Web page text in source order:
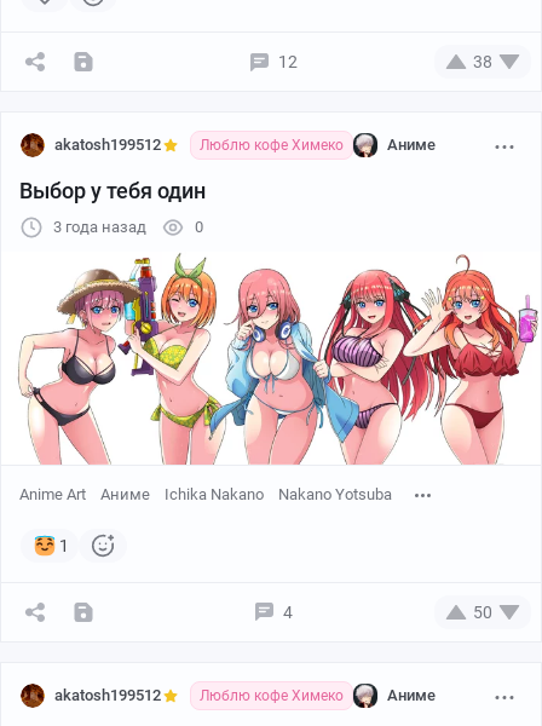
12 38
akatosh199512 Люблю кофе Химеко Аниме
Выбор у тебя один
3 года назад 0
Anime Art Аниме Ichika Nakano Nakano Yotsuba
1
4 50
akatosh199512 Люблю кофе Химеко Аниме